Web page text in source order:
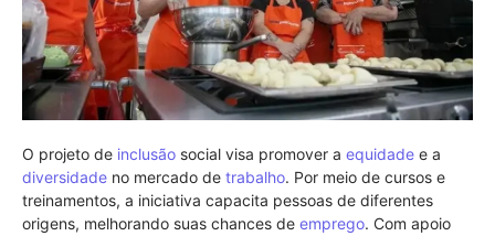
O projeto de inclusão social visa promover a equidade e a
diversidade no mercado de trabalho. Por meio de cursos e
treinamentos, a iniciativa capacita pessoas de diferentes
origens, melhorando suas chances de emprego. Com apoio